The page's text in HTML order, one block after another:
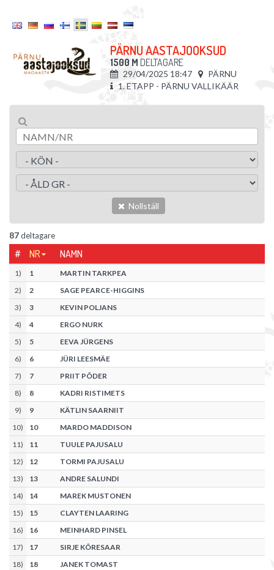
PÄRNU AASTAJOOKSUD
1500 M DELTAGARE
29/04/2025 18:47
PÄRNU
1. ETAPP - PÄRNU VALLIKÄÄR
Nollställ
87deltagare
# NR NAMN
1) 1
MARTIN TARKPEA
2) 2
SAGE PEARCE-HIGGINS
3) 3
KEVIN POLJANS
4) 4
ERGO NURK
5) 5
EEVA JÜRGENS
6) 6
JÜRI LEESMÄE
7) 7
PRIIT PÕDER
8) 8
KADRI RISTIMETS
9) 9
KÄTLIN SAARNIIT
10) 10
MARDO MADDISON
11) 11
TUULE PAJUSALU
12) 12
TORMI PAJUSALU
13) 13
ANDRE SALUNDI
14) 14
MAREK MUSTONEN
15) 15
CLAYTEN LAARING
16) 16
MEINHARD PINSEL
17) 17
SIRJE KÕRESAAR
18) 18
JANEK TOMAST